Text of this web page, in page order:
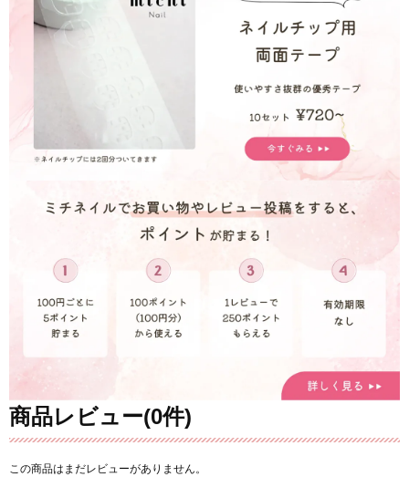
商品レビュー(0件)
この商品はまだレビューがありません。